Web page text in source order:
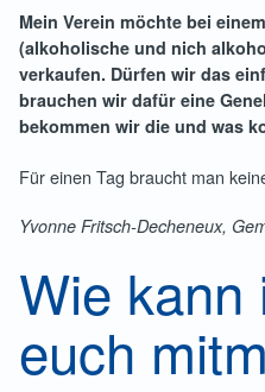
Mein Verein möchte bei
(alkoholische und nich
verkaufen. Dürfen wir das
brauchen wir dafür eine
bekommen wir die und was
Für einen Tag braucht man
Yvonne Fritsch-Decheneux,
Wie kann
euch